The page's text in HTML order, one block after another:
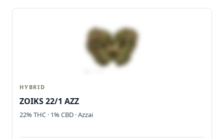
HYBRID
ZOIKS 22/1 AZZ
22% THC · 1% CBD · Azzai